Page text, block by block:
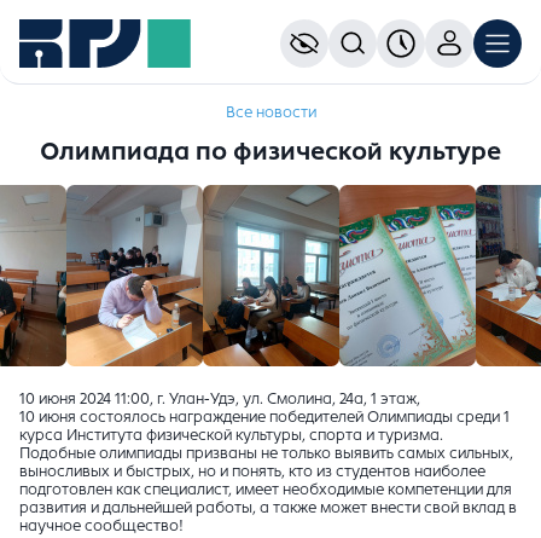
Все новости
Олимпиада по физической культуре
10 июня 2024 11:00, г. Улан-Удэ, ул. Смолина, 24а, 1 этаж,
10 июня состоялось награждение победителей Олимпиады среди 1
курса Института физической культуры, спорта и туризма.
Подобные олимпиады призваны не только выявить самых сильных,
выносливых и быстрых, но и понять, кто из студентов наиболее
подготовлен как специалист, имеет необходимые компетенции для
развития и дальнейшей работы, а также может внести свой вклад в
научное сообщество!